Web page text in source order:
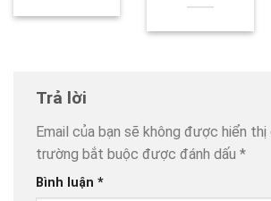
Trả lời
Email của bạn sẽ không được hiển thị
trường bắt buộc được đánh dấu *
Bình luận *